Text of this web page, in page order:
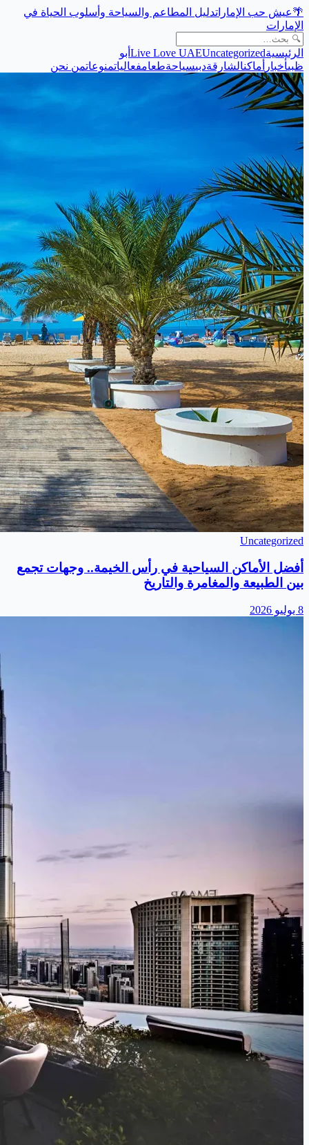
🌴عيش حب الإماراتدليل المطاعم والسياحة وأسلوب الحياة في
الإمارات
الرئيسية Live Love UAEUncategorized
أبو
ظبيأخبار أماكنالشارقةدبيسياحةطعامفعالياتمنوعاتمن نحن
Uncategorized
أفضل الأماكن السياحية في رأس الخيمة.. وجهات تجمع
بين الطبيعة والمغامرة والتاريخ
8 يوليو 2026